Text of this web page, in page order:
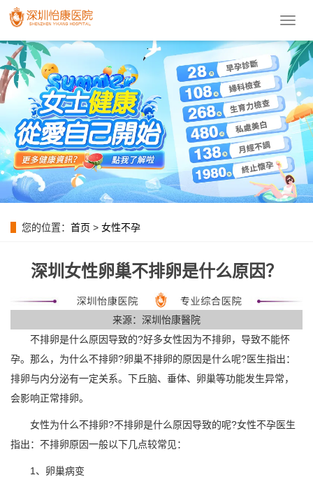
導
菜
單
您的位置： 首页 > 女性不孕
深圳女性卵巢不排卵是什么原因？
来源：深圳怡康醫院
不排卵是什么原因导致的?好多女性因为不排卵，导致不能怀
孕。那么，为什么不排卵?卵巢不排卵的原因是什么呢?医生指出：
排卵与内分泌有一定关系。下丘脑、垂体、卵巢等功能发生异常，
会影响正常排卵。
女性为什么不排卵?不排卵是什么原因导致的呢?女性不孕医生
指出：不排卵原因一般以下几点较常见：
1、卵巢病变